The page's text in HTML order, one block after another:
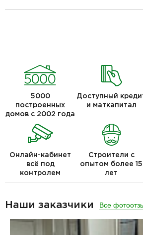
5000
построенных
домов с 2002 года
Доступный
и маткапитал
Онлайн-кабинет
всё под
контролем
Строители с
опытом более 15
лет
Наши заказчики Все